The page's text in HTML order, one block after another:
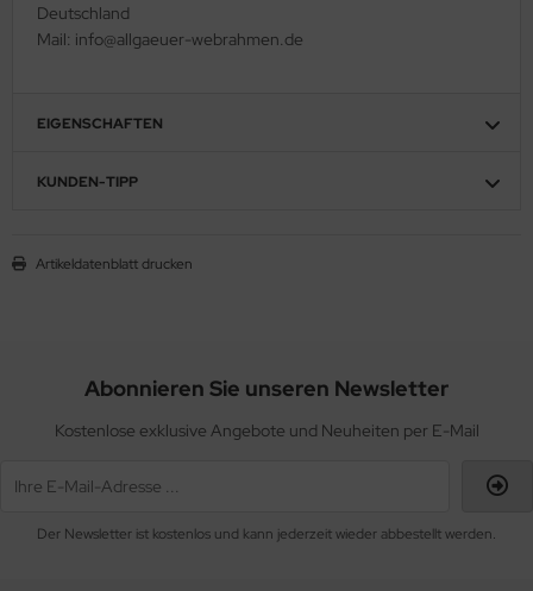
Deutschland
Mail: info@allgaeuer-webrahmen.de
EIGENSCHAFTEN
KUNDEN-TIPP
Artikeldatenblatt drucken
Abonnieren Sie unseren Newsletter
Kostenlose exklusive Angebote und Neuheiten per E-Mail
Der Newsletter ist kostenlos und kann jederzeit wieder abbestellt werden.